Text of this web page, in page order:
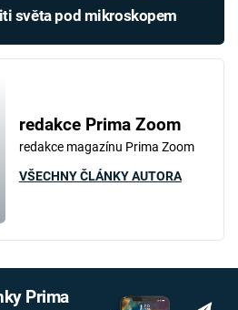
světa pod mikroskopem
redakce Prima Zoom
redakce magazínu Prima Zoom
VŠECHNY ČLÁNKY AUTORA
Prima